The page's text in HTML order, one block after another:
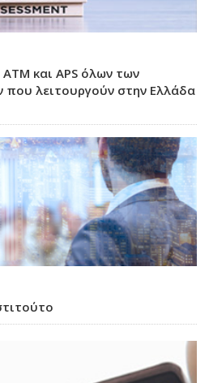
και APS όλων των
που λειτουργούν στην Ελλάδα